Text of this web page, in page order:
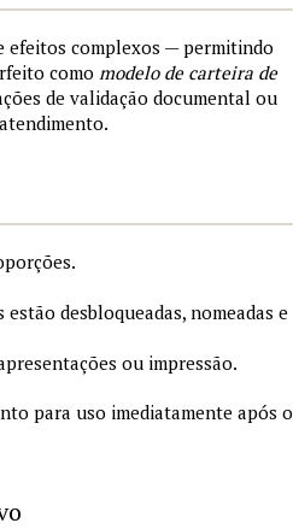
efeitos complexos — permitindo
como modelo de carteira de
de validação documental ou
desbloqueadas, nomeadas e
ou impressão.
para uso imediatamente após o